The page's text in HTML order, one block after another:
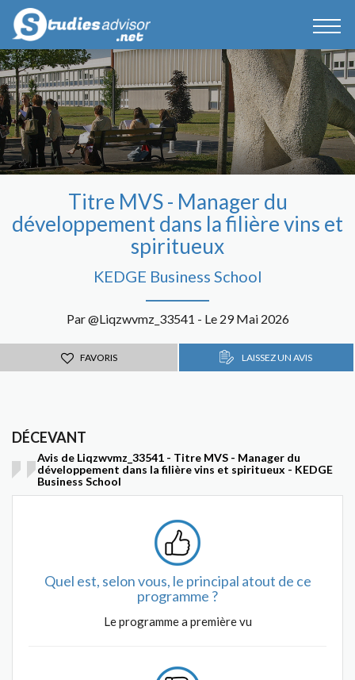
Titre MVS - Manager du
développement dans la filière vins et
spiritueux
KEDGE Business School
Par @Liqzwvmz_33541 - Le 29 Mai 2026
FAVORIS LAISSEZ UN AVIS
DÉCEVANT
Avis de Liqzwvmz_33541 - Titre MVS - Manager du
développement dans la filière vins et spiritueux - KEDGE
Business School
Quel est, selon vous, le principal atout de ce
programme ?
Le programme a première vu